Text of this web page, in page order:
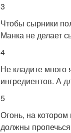
3
Чтобы сырники
Манка не делает
4
Не кладите много
ингредиентов. А
5
Огонь, на
должны пропечься